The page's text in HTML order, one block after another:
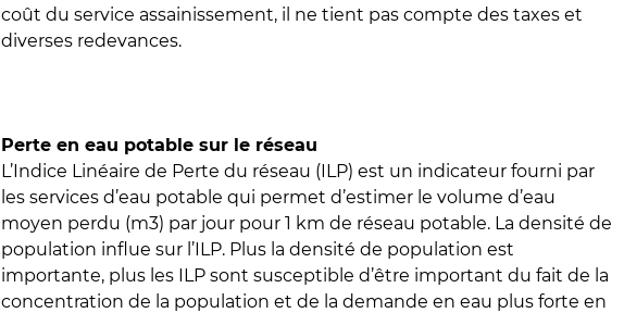
coût du service assainissement, il ne tient pas compte des taxes et
diverses redevances.
Perte en eau potable sur le réseau
L’Indice Linéaire de Perte du réseau (ILP) est un indicateur fourni par
les services d’eau potable qui permet d’estimer le volume d’eau
moyen perdu (m3) par jour pour 1 km de réseau potable. La densité de
population influe sur l’ILP. Plus la densité de population est
importante, plus les ILP sont susceptible d’être important du fait de la
concentration de la population et de la demande en eau plus forte en